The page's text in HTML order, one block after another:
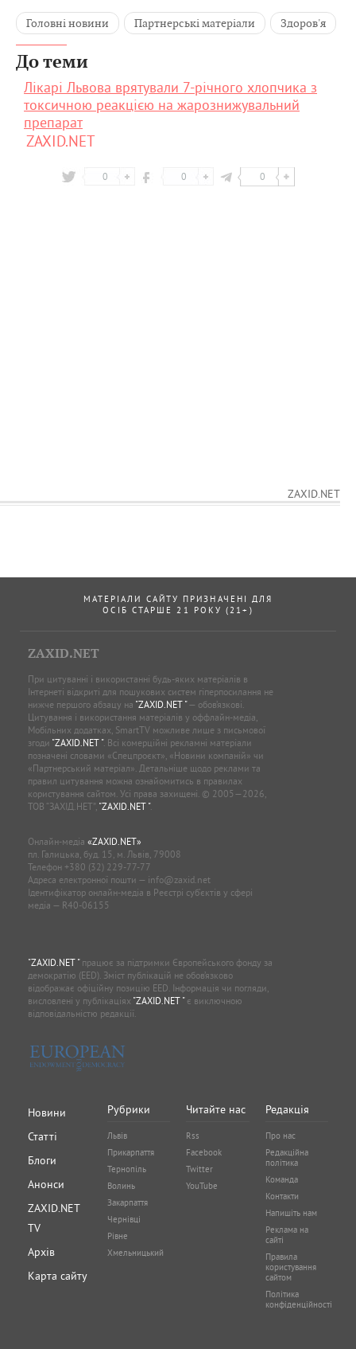
Головні новини Партнерські матеріали Здоров'я
До теми
Лікарі Львова врятували 7-річного хлопчика з
токсичною реакцією на жарознижувальний
препарат
ZAXID.NET
0 0 0
ZAXID.NET
МАТЕРІАЛИ САЙТУ ПРИЗНАЧЕНІ ДЛЯ
ОСІБ СТАРШЕ 21 РОКУ (21+)
ZAXID.NET
При цитуванні і використанні будь-яких матеріалів в
Інтернеті відкриті для пошукових систем гіперпосилання не
нижче першого абзацу на "ZAXID.NET "— обов’язкові.
Цитування і використання матеріалів у оффлайн-медіа,
Мобільних додатках, SmartTV можливе лише з письмової
згоди "ZAXID.NET ". Всі комерційні рекламні матеріали
позначені словами «Спецпроєкт», «Новини компаній» чи
«Партнерський матеріал». Детальніше щодо реклами та
правил цитування можна ознайомитись в правилах
користування сайтом. Усі права захищені. © 2005—2026,
ТОВ “ЗАХІД.НЕТ”, "ZAXID.NET ".
Онлайн-медіа «ZAXID.NET»
пл. Галицька, буд. 15, м. Львів, 79008
Телефон +380 (32) 229-77-77
Адреса електронної пошти — info@zaxid.net
Ідентифікатор онлайн-медіа в Реєстрі суб'єктів у сфері
медіа — R40-06155
"ZAXID.NET "працює за підтримки Європейського фонду за
демократію (EED). Зміст публікацій не обов’язково
відображає офіційну позицію EED. Інформація чи погляди,
висловлені у публікаціях "ZAXID.NET "є виключною
відповідальністю редакції.
Новини
Статті
Блоги
Анонси
ZAXID.NET
TV
Архів
Карта сайту
Рубрики
Львів
Прикарпаття
Тернопіль
Волинь
Закарпаття
Чернівці
Рівне
Хмельницький
Читайте нас
Rss
Facebook
Twitter
YouTube
Редакція
Про нас
Редакційна
політика
Команда
Контакти
Напишіть нам
Реклама на
сайті
Правила
користування
сайтом
Політика
конфіденційності